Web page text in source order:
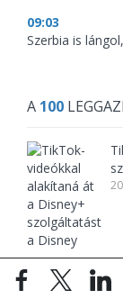
09:03
Szerbia is
A 100